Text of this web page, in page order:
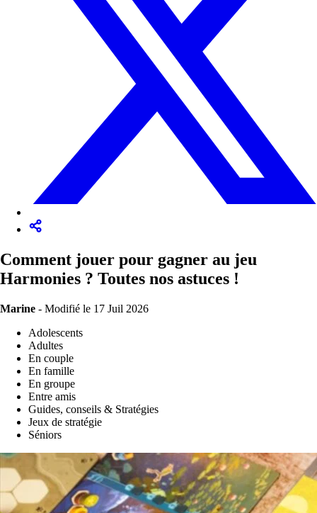
Comment jouer pour gagner au jeu
Harmonies ? Toutes nos astuces !
Marine - Modifié le 17 Juil 2026
Adolescents
Adultes
En couple
En famille
En groupe
Entre amis
Guides, conseils & Stratégies
Jeux de stratégie
Séniors